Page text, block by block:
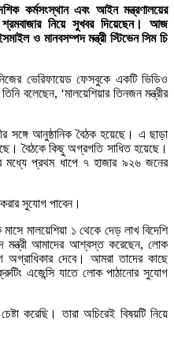
কর্মসংস্থান এবং আইন মন্ত্রণালয়ের
নিয়ে সুখবর দিয়েছেন। আজ
ও মানবসম্পদ মন্ত্রী স্টিভেন সিম চি
ভেরিফায়েড ফেসবুকে একটি ভিডিও
বলেছেন, ‘মালয়েশিয়ার তিনজন মন্ত্রীর
সঙ্গে আনুষ্ঠানিক বৈঠক হয়েছে। এ ছাড়া
বৈঠকে কিছু অগ্রগতি সাধিত হয়েছে।
মধ্যে প্রথম ধাপে ৭ হাজার ৯২৬ জনের
সুযোগ পাবেন।
মালয়েশিয়া ১ থেকে দেড় লাখ বিদেশি
মন্ত্রী আমাদের আশ্বস্ত করেছেন, লোক
অগ্রাধিকার দেবে। আমরা তাদের কাছে
এজেন্সি যাতে লোক পাঠানোর সুযোগ
করেছি। তারা অচিরেই বিষয়টি নিয়ে